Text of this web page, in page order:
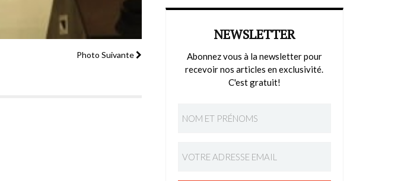
Photo Suivante
NEWSLETTER
Abonnez vous à la newsletter pour
recevoir nos articles en exclusivité.
C'est gratuit!